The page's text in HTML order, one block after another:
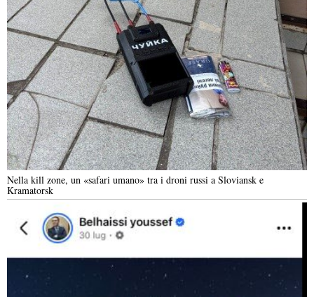
Nella kill zone, un «safari umano» tra i droni russi a Sloviansk e
Kramatorsk